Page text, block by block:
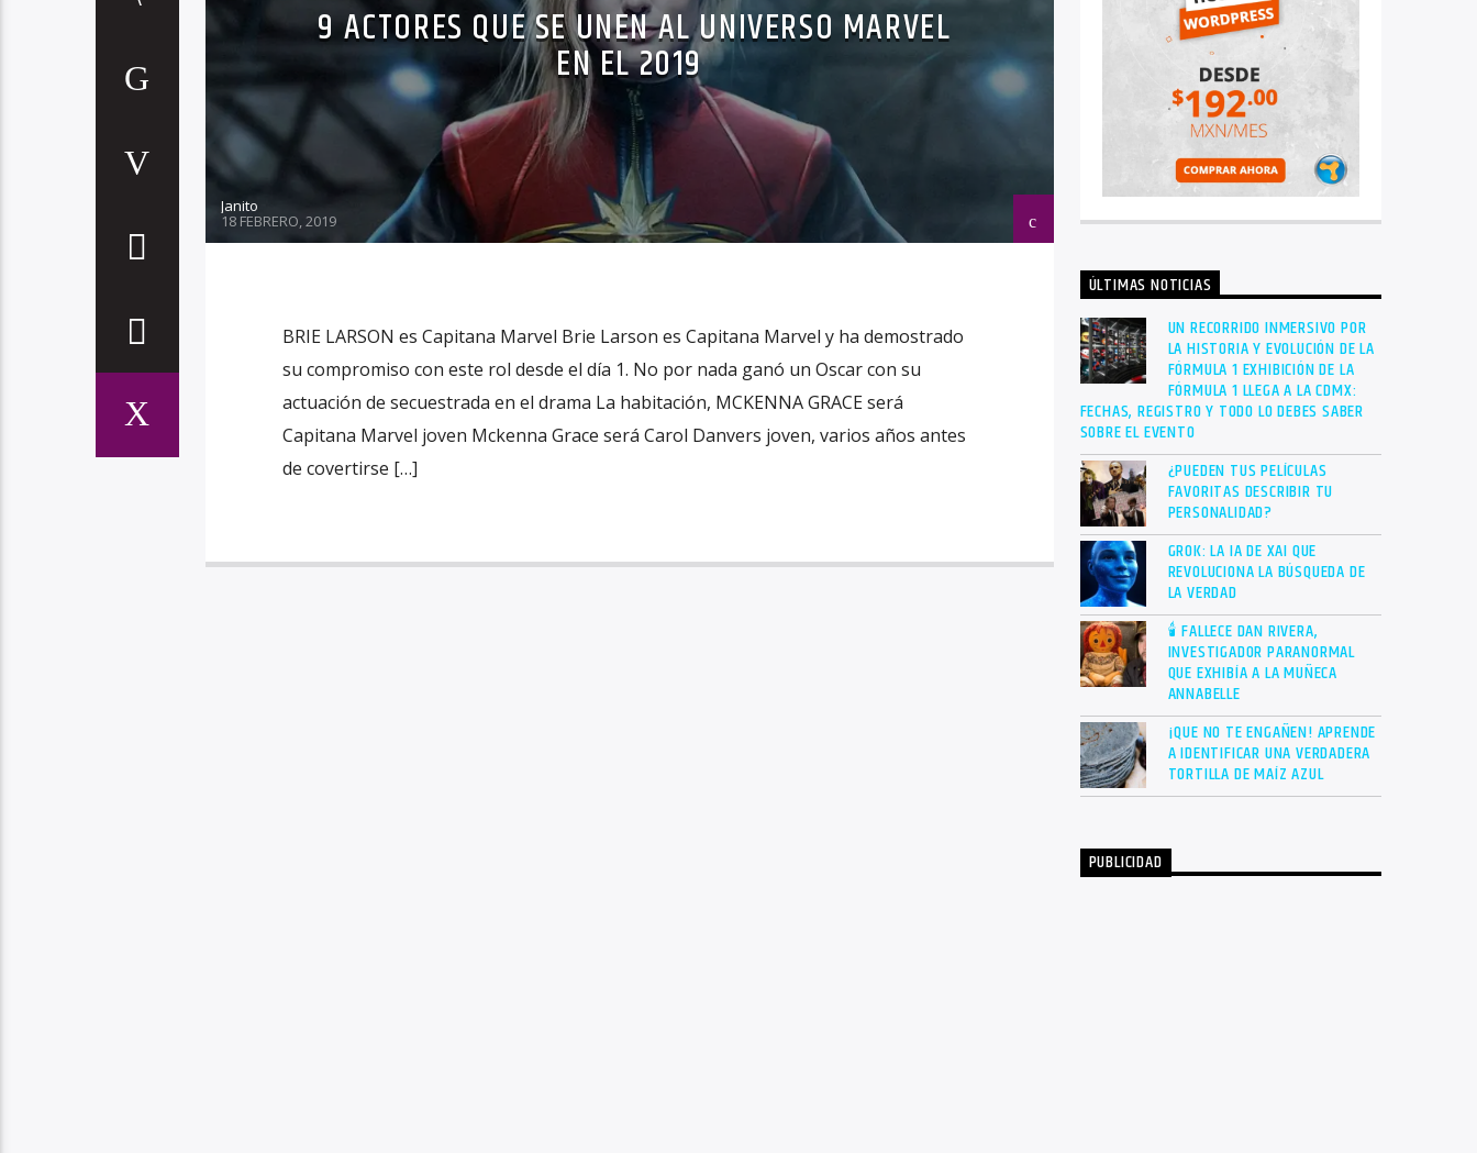
9 ACTORES QUE SE UNEN AL UNIVERSO MARVEL
EN EL 2019
Janito
18 FEBRERO, 2019
BRIE LARSON es Capitana Marvel Brie Larson es Capitana Marvel y ha demostrado
su compromiso con este rol desde el día 1. No por nada ganó un Oscar con su
actuación de secuestrada en el drama La habitación, MCKENNA GRACE será
Capitana Marvel joven Mckenna Grace será Carol Danvers joven, varios años antes
de covertirse […]
ÚLTIMAS NOTICIAS
UN RECORRIDO INMERSIVO POR
LA HISTORIA Y EVOLUCIÓN DE LA
FÓRMULA 1 EXHIBICIÓN DE LA
FÓRMULA 1 LLEGA A LA CDMX:
FECHAS, REGISTRO Y TODO LO DEBES SABER
SOBRE EL EVENTO
¿PUEDEN TUS PELÍCULAS
FAVORITAS DESCRIBIR TU
PERSONALIDAD?
GROK: LA IA DE XAI QUE
REVOLUCIONA LA BÚSQUEDA DE
LA VERDAD
🕯 FALLECE DAN RIVERA,
INVESTIGADOR PARANORMAL
QUE EXHIBÍA A LA MUÑECA
ANNABELLE
¡QUE NO TE ENGAÑEN! APRENDE
A IDENTIFICAR UNA VERDADERA
TORTILLA DE MAÍZ AZUL
PUBLICIDAD